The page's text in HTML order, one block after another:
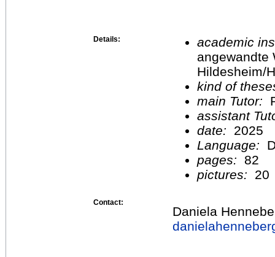
Details:
academic
angewandte
Hildesheim/
kind of
main Tutor:
assistant
date:
2025
Language:
pages:
82
pictures:
20
Contact:
Daniela